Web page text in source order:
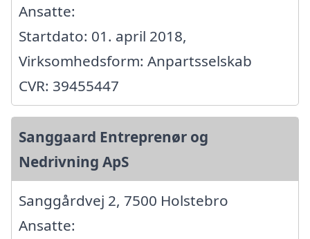
Ansatte:
Startdato: 01. april 2018,
Virksomhedsform: Anpartsselskab
CVR: 39455447
Sanggaard Entreprenør og
Nedrivning ApS
Sanggårdvej 2, 7500 Holstebro
Ansatte: